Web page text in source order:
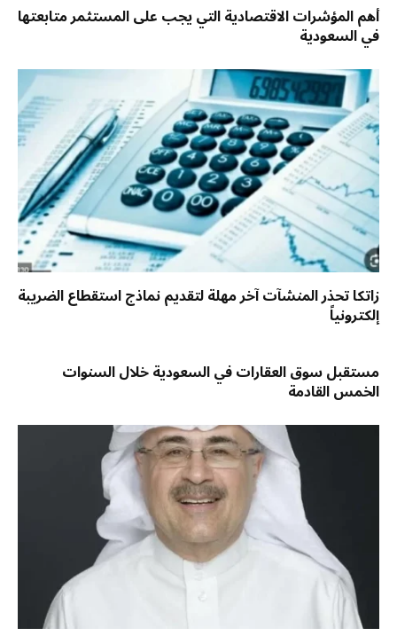
أهم المؤشرات الاقتصادية التي يجب على المستثمر متابعتها
في السعودية
زاتكا تحذر المنشآت آخر مهلة لتقديم نماذج استقطاع الضريبة
إلكترونياً
مستقبل سوق العقارات في السعودية خلال السنوات
الخمس القادمة